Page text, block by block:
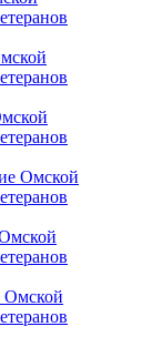
Омской
Омской